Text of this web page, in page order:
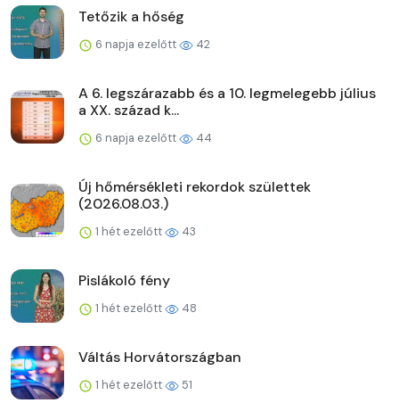
Tetőzik a hőség
6 napja ezelőtt 42
A 6. legszárazabb és a 10. legmelegebb július
a XX. század k...
6 napja ezelőtt 44
Új hőmérsékleti rekordok születtek
(2026.08.03.)
1 hét ezelőtt 43
Pislákoló fény
1 hét ezelőtt 48
Váltás Horvátországban
1 hét ezelőtt 51